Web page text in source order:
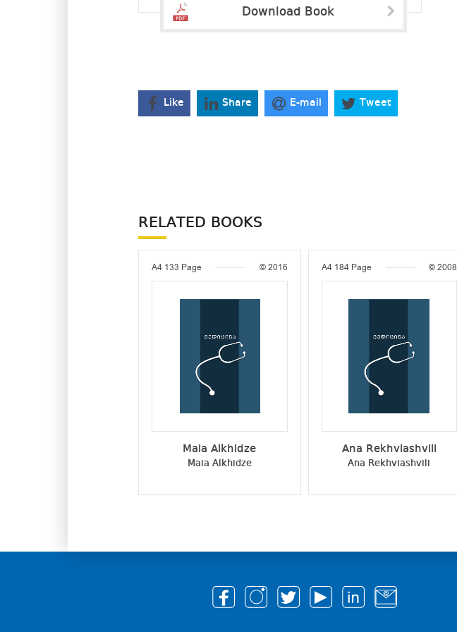
Download Book
Like Share E-mail Tweet
RELATED BOOKS
A4 133 Page © 2016
Maia Alkhidze
Maia Alkhidze
A4 184 Page © 2008
Ana Rekhviashvili
Ana Rekhviashvili